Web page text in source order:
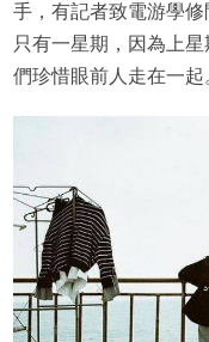
手，有記者致電游學
只有一星期，因為上
們珍惜眼前人走在一起